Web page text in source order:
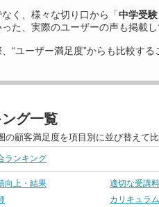
く、様々な切り口から「中学受
た、実際のユーザーの声も掲載し
“ユーザー満足度”からも比較する
グ一覧
の顧客満足度を項目別に並び替えて比
ランキング
向上・結果 適切な受講料
カリキュラ